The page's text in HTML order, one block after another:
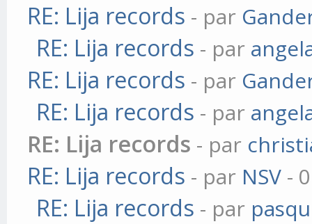
RE: Lija records - par
RE: Lija records - par
RE: Lija records - par
RE: Lija records - par
RE: Lija records - par
RE: Lija records - par NSV -
RE: Lija records - par